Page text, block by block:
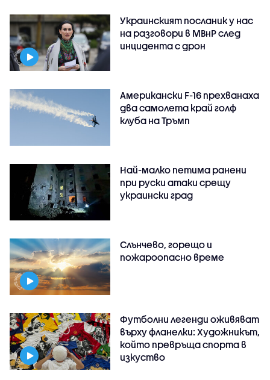
Украинският посланик у нас
на разговори в МВнР след
инцидента с дрон
Американски F-16 прехванаха
два самолета край голф
клуба на Тръмп
Най-малко петима ранени
при руски атаки срещу
украински град
Слънчево, горещо и
пожароопасно време
Футболни легенди оживяват
върху фланелки: Художникът,
който превръща спорта в
изкуство